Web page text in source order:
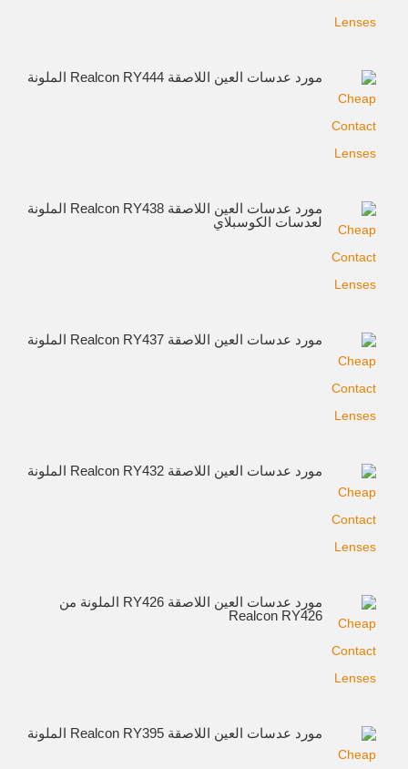
مورد عدسات العين اللاصقة Realcon RY444 الملونة
مورد عدسات العين اللاصقة Realcon RY438 الملونة
لعدسات الكوسبلاي
مورد عدسات العين اللاصقة Realcon RY437 الملونة
مورد عدسات العين اللاصقة Realcon RY432 الملونة
مورد عدسات العين اللاصقة RY426 الملونة من
Realcon RY426
مورد عدسات العين اللاصقة Realcon RY395 الملونة